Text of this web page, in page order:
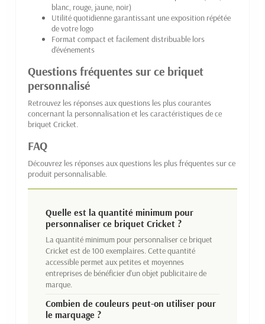
blanc, rouge, jaune, noir)
Utilité quotidienne garantissant une exposition répétée
de votre logo
Format compact et facilement distribuable lors
d'événements
Questions fréquentes sur ce briquet
personnalisé
Retrouvez les réponses aux questions les plus courantes
concernant la personnalisation et les caractéristiques de ce
briquet Cricket.
FAQ
Découvrez les réponses aux questions les plus fréquentes sur ce
produit personnalisable.
Quelle est la quantité minimum pour
personnaliser ce briquet Cricket ?
La quantité minimum pour personnaliser ce briquet
Cricket est de 100 exemplaires. Cette quantité
accessible permet aux petites et moyennes
entreprises de bénéficier d'un objet publicitaire de
marque.
Combien de couleurs peut-on utiliser pour
le marquage ?